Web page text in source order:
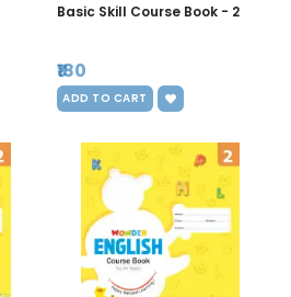
Basic Skill Course Book - 2
₹180
ADD TO CART